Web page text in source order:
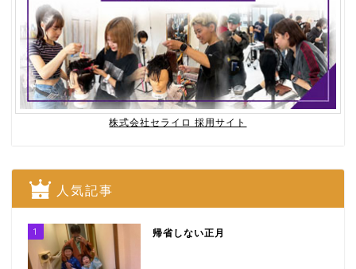
株式会社セライロ 採用サイト
人気記事
1 帰省しない正月